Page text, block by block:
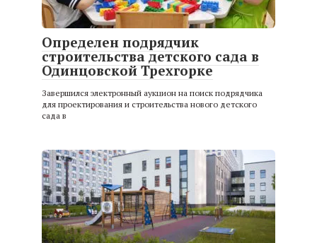
Определен подрядчик
строительства детского сада в
Одинцовской Трехгорке
Завершился электронный аукцион на поиск подрядчика
для проектирования и строительства нового детского
сада в